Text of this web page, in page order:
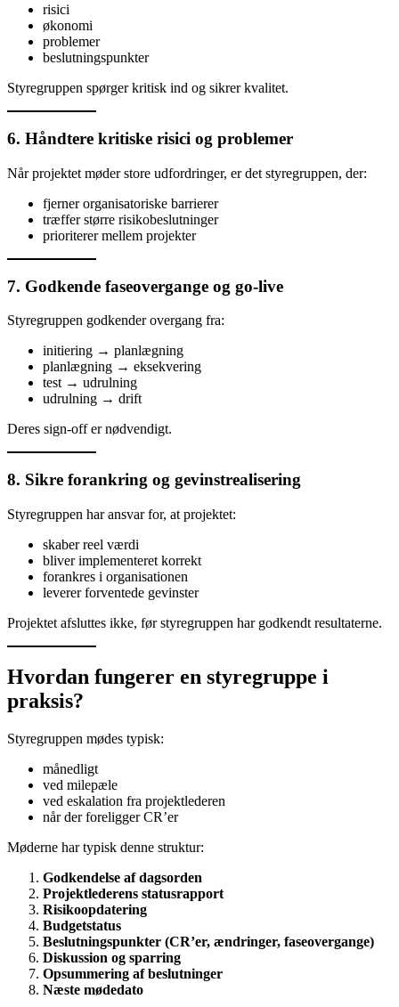
risici
økonomi
problemer
beslutningspunkter
Styregruppen spørger kritisk ind og sikrer kvalitet.
6. Håndtere kritiske risici og problemer
Når projektet møder store udfordringer, er det styregruppen, der:
fjerner organisatoriske barrierer
træffer større risikobeslutninger
prioriterer mellem projekter
7. Godkende faseovergange og go-live
Styregruppen godkender overgang fra:
initiering → planlægning
planlægning → eksekvering
test → udrulning
udrulning → drift
Deres sign-off er nødvendigt.
8. Sikre forankring og gevinstrealisering
Styregruppen har ansvar for, at projektet:
skaber reel værdi
bliver implementeret korrekt
forankres i organisationen
leverer forventede gevinster
Projektet afsluttes ikke, før styregruppen har godkendt resultaterne.
Hvordan fungerer en styregruppe i
praksis?
Styregruppen mødes typisk:
månedligt
ved milepæle
ved eskalation fra projektlederen
når der foreligger CR’er
Møderne har typisk denne struktur:
Godkendelse af dagsorden
Projektlederens statusrapport
Risikoopdatering
Budgetstatus
Beslutningspunkter (CR’er, ændringer, faseovergange)
Diskussion og sparring
Opsummering af beslutninger
Næste mødedato